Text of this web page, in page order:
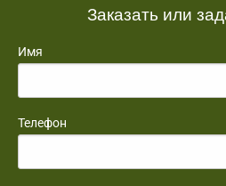
Заказать или
Имя
Телефон